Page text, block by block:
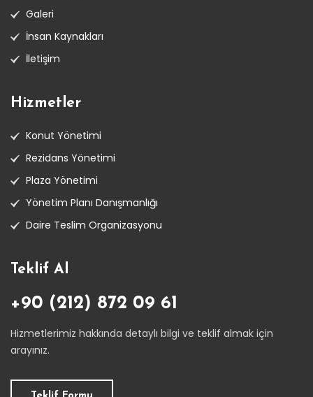
Galeri
İnsan Kaynakları
İletişim
Hizmetler
Konut Yönetimi
Rezidans Yönetimi
Plaza Yönetimi
Yönetim Planı Danışmanlığı
Daire Teslim Organizasyonu
Teklif Al
+90 (212) 872 09 61
Hizmetlerimiz hakkında detaylı bilgi ve teklif almak için
arayınız.